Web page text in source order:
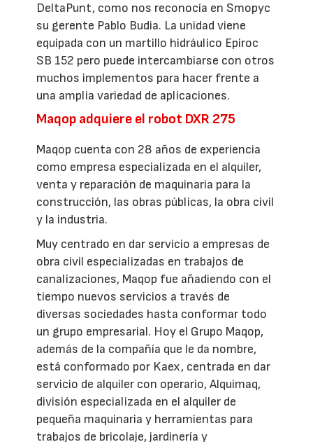
DeltaPunt, como nos reconocía en Smopyc
su gerente Pablo Budia. La unidad viene
equipada con un martillo hidráulico Epiroc
SB 152 pero puede intercambiarse con otros
muchos implementos para hacer frente a
una amplia variedad de aplicaciones.
Maqop adquiere el robot DXR 275
Maqop cuenta con 28 años de experiencia
como empresa especializada en el alquiler,
venta y reparación de maquinaria para la
construcción, las obras públicas, la obra civil
y la industria.
Muy centrado en dar servicio a empresas de
obra civil especializadas en trabajos de
canalizaciones, Maqop fue añadiendo con el
tiempo nuevos servicios a través de
diversas sociedades hasta conformar todo
un grupo empresarial. Hoy el Grupo Maqop,
además de la compañía que le da nombre,
está conformado por Kaex, centrada en dar
servicio de alquiler con operario, Alquimaq,
división especializada en el alquiler de
pequeña maquinaria y herramientas para
trabajos de bricolaje, jardinería y